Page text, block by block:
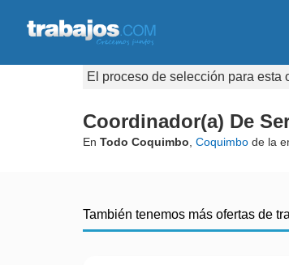
El proceso de selección para esta
Coordinador(a) De
En Todo Coquimbo Coquimbo de la
También tenemos más ofertas de